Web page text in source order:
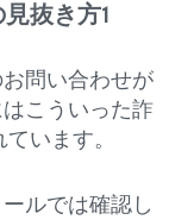
抜き方1
問い合わせが
こういった詐
います。
ルでは確認し